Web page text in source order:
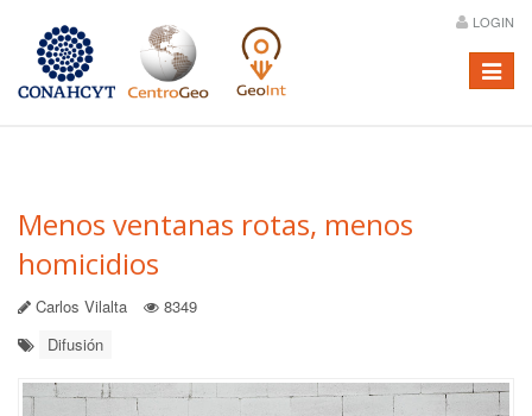
LOGIN
Menú
Menos ventanas rotas, menos
homicidios
Carlos Vilalta
8349
Difusión